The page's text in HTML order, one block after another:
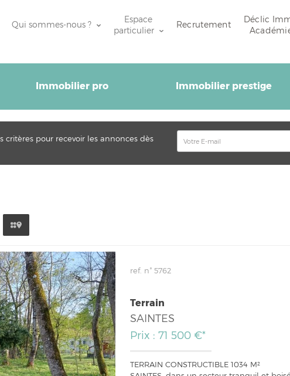
Qui sommes-nous ?
Espace
particulier
Recrutement
Déclic
Immobilier pro Immobilier prestige
critères pour recevoir les annonces dès
ref. n° 5762
Terrain
SAINTES
Prix : 71 500 €*
TERRAIN CONSTRUCTIBLE 1034 M²